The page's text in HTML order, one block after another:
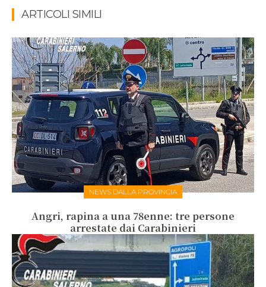
ARTICOLI SIMILI
NEWS DALLA PROVINCIA
Angri, rapina a una 78enne: tre persone
arrestate dai Carabinieri